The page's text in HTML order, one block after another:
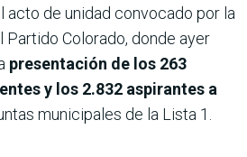
acto de unidad convocado por la
Partido Colorado, donde ayer
presentación de los 263
y los 2.832 aspirantes a
municipales de la Lista 1.